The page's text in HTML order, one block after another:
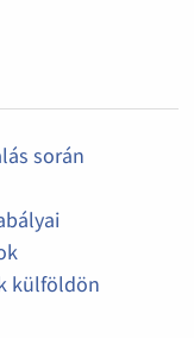
során
külföldön